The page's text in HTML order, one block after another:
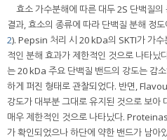
효소 가수분해에 따른 대두 2S 단백질
결과, 효소의 종류에 따라 단백질 분해 정
2). Pepsin 처리 시 20 kDa의 SKTI가 가
적인 분해 효과가 제한적인 것으로 나타
는 20 kDa 주요 단백질 밴드의 강도는 감
하게 퍼진 형태로 관찰되었다. 반면,
강도가 대부분 그대로 유지된 것으로 보아
매우 제한적인 것으로 나타났다.
가 확인되었으나 하단에 약한 밴드가 남아